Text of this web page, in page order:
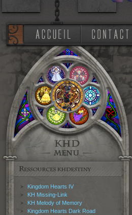
Kingdom Hearts IV
KH Missing-Link
KH Melody of Memory
Kingdom Hearts Dark Road